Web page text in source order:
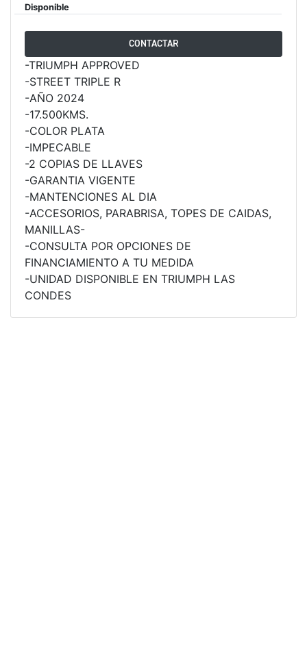
Precio desde $20.090.000
ROCKET 3 STORM R
Precio desde $26.590.000
ROCKET 3 STORM GT
Precio desde $28.590.000
TIGER SPORT 660
Disponible
CONTACTAR
-TRIUMPH APPROVED
-STREET TRIPLE R
-AÑO 2024
-17.500KMS.
-COLOR PLATA
-IMPECABLE
-2 COPIAS DE LLAVES
-GARANTIA VIGENTE
-MANTENCIONES AL DIA
-ACCESORIOS, PARABRISA, TOPES DE CAIDAS,
MANILLAS-
-CONSULTA POR OPCIONES DE
FINANCIAMIENTO A TU MEDIDA
-UNIDAD DISPONIBLE EN TRIUMPH LAS
CONDES